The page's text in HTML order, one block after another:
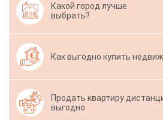
Какой город лучше
выбрать?
Как выгодно купить
Продать квартиру
выгодно